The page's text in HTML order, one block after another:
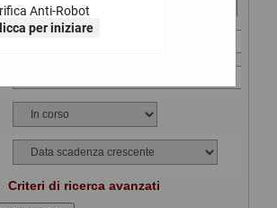
Anti-Robot
per iniziare
Criteri di ricerca avanzati